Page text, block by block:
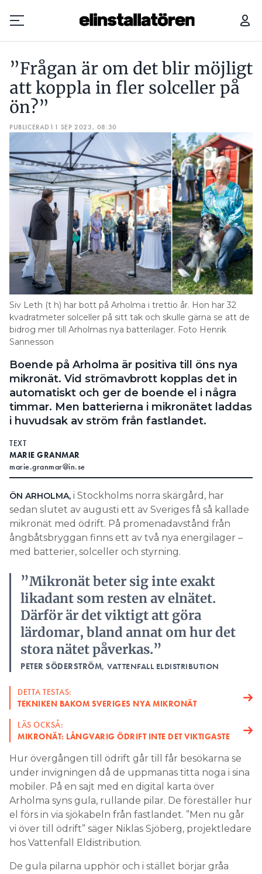
Prenumerera
Hantera prenumeration
Lediga jobb
Annonsera
Läs E-tidningen
Om tidningen
Kontakt
Personuppgifter
Search for:
SEARCH
”Frågan är om det blir möjligt
att koppla in fler solceller på
ön?”
PUBLICERAD 11 SEP 2023, 08:30
Siv Leth (t h) har bott på Arholma i trettio år. Hon har 32
kvadratmeter solceller på sitt tak och skulle gärna se att de
bidrog mer till Arholmas nya batterilager. Foto Henrik
Sannesson
Boende på Arholma är positiva till öns nya
mikronät. Vid strömavbrott kopplas det in
automatiskt och ger de boende el i några
timmar. Men batterierna i mikronätet laddas
i huvudsak av ström från fastlandet.
TEXT
MARIE GRANMAR
marie.granmar@in.se
ÖN ARHOLMA, i Stockholms norra skärgård, har
sedan slutet av augusti ett av Sveriges få så kallade
mikronät med ödrift. På promenadavstånd från
ångbåtsbryggan finns ett av två nya energilager –
med batterier, solceller och styrning.
”Mikronät beter sig inte exakt
likadant som resten av elnätet.
Därför är det viktigt att göra
lärdomar, bland annat om hur det
stora nätet påverkas.”
PETER SÖDERSTRÖM, VATTENFALL ELDISTRIBUTION
DETTA TESTAS:
TEKNIKEN BAKOM SVERIGES NYA MIKRONÄT
LÄS OCKSÅ:
MIKRONÄT: LÅNGVARIG ÖDRIFT INTE DET VIKTIGASTE
Hur övergången till ödrift går till får besökarna se
under invigningen då de uppmanas titta noga i sina
mobiler. På en sajt med en digital karta över
Arholma syns gula, rullande pilar. De föreställer hur
el förs in via sjökabeln från fastlandet. ”Men nu går
vi över till ödrift” säger Niklas Sjöberg, projektledare
hos Vattenfall Eldistribution.
De gula pilarna upphör och i stället börjar gråa